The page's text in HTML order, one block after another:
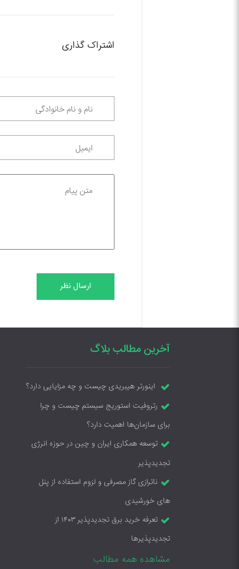
اشتراک گذاری
ارسال نظر
آخرین مطالب بلاگ
اینورتر هیبریدی چیست و چه مزایایی دارد؟
رتروفیت استوریج سیستم چیست و چرا
برای سازمان‌ها اهمیت دارد؟
توسعه همکاری ایران و چین در حوزه انرژی
تجدیدپذیر
ناترازی گاز مصرفی و لزوم استفاده از پنل
های خورشیدی
تعرفه خرید برق تجدیدپذیر ۱۴۰۳ از
تجدیدپذیرها
مشاهده همه مطالب